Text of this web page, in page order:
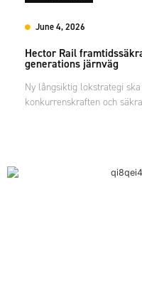
June 4, 2026
Hector Rail
generations järnväg
Ny långsiktig lokstrategi
konkurrenskraften och